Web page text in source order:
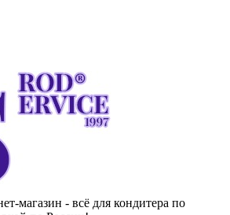
магазин - всё для кондитера по